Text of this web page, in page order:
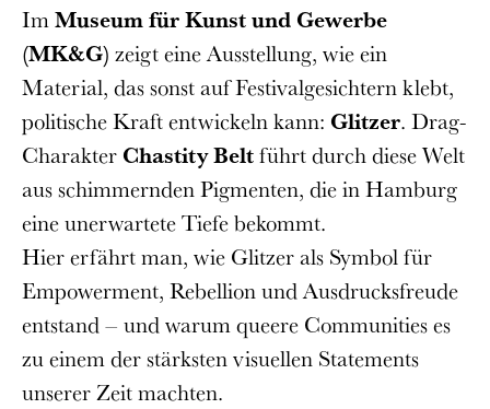
ImMuseum für Kunst und Gewerbe
(MK&G) zeigt eine Ausstellung, wie ein
Material, das sonst auf Festivalgesichtern klebt,
politische Kraft entwickeln kann: Glitzer. Drag-
Charakter Chastity Beltführt durch diese Welt
aus schimmernden Pigmenten, die in Hamburg
eine unerwartete Tiefe bekommt.
Hier erfährt man, wie Glitzer als Symbol für
Empowerment, Rebellion und Ausdrucksfreude
entstand – und warum queere Communities es
zu einem der stärksten visuellen Statements
unserer Zeit machten.